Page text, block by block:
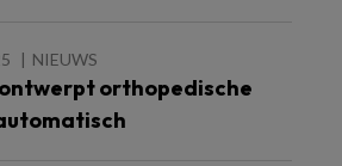
NIEUWS
ontwerpt orthopedische